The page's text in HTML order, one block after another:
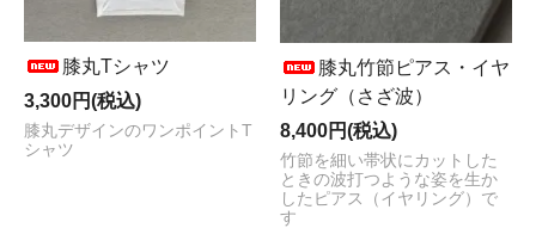
膝丸Tシャツ
3,300円(税込)
膝丸デザインのワンポイントT
シャツ
膝丸竹節ピアス・イヤ
リング（さざ波）
8,400円(税込)
竹節を細い帯状にカットした
ときの波打つような姿を生か
したピアス（イヤリング）で
す